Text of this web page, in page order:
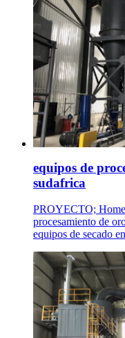
equipos de
sudafrica
PROYECTO;
procesamiento de
equipos de secado